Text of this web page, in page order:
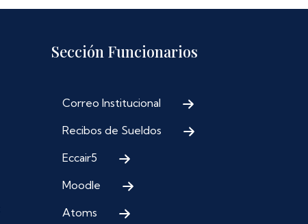
Sección Funcionarios
Correo Institucional
Recibos de Sueldos
Eccair5
Moodle
Atoms